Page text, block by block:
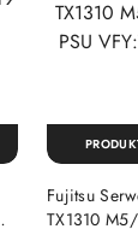
Fujitsu
TX1310